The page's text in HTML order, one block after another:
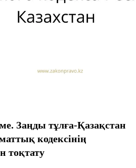
Заңды тұлға-Қазақстан
кодексінің
тоқтату